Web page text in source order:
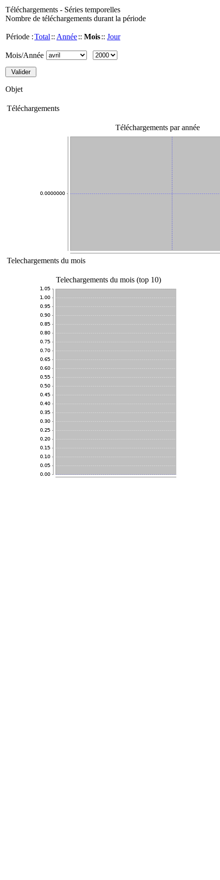
Téléchargements - Séries temporelles
Nombre de téléchargements durant la période
Période :Total :: Année:: Mois:: Jour
Mois/Année
Objet
Téléchargements
Téléchargements par année
Telechargements du mois
Telechargements du mois (top 10)